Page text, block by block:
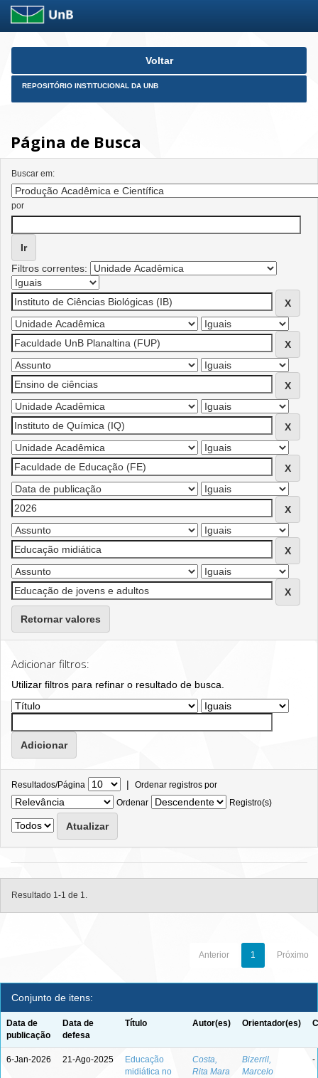
Skip
Voltar
REPOSITÓRIO INSTITUCIONAL DA UNB
Página de Busca
Buscar em:
por
Filtros correntes:
Retornar valores
Adicionar filtros:
Utilizar filtros para refinar o resultado de busca.
Resultados/Página | Ordenar registros por
Ordenar
Registro(s)
Resultado 1-1 de 1.
Anterior 1 Próximo
Conjunto de itens:
Data de
publicação
Data de
defesa
Título Autor(es) Orientador(es)
6-Jan-2026 21-Ago-2025
Educação
midiática no
Costa,
Rita Mara
Bizerril,
Marcelo
-